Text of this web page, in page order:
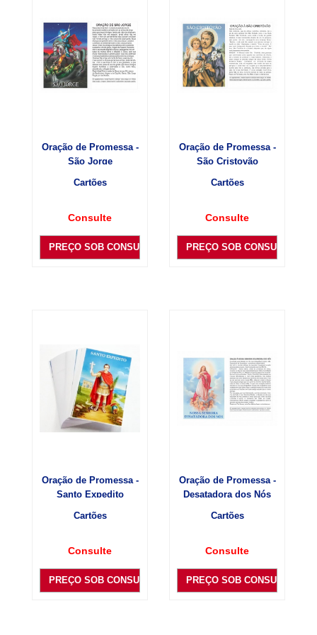
Oração de Promessa -
São Jorge
Cartões
Consulte
PREÇO SOB CONSULTA
Oração de Promessa -
São Cristovão
Cartões
Consulte
PREÇO SOB CONSULTA
Oração de Promessa -
Santo Expedito
Cartões
Consulte
PREÇO SOB CONSULTA
Oração de Promessa -
Desatadora dos Nós
Cartões
Consulte
PREÇO SOB CONSULTA